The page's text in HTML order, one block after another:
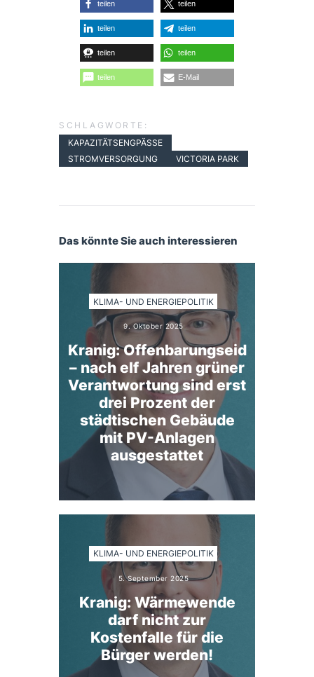
teilen teilen
teilen teilen
teilen teilen
teilen E-Mail
SCHLAGWORTE:
KAPAZITÄTSENGPÄSSE
STROMVERSORGUNG
VICTORIA PARK
Das könnte Sie auch interessieren
KLIMA- UND ENERGIEPOLITIK
9. Oktober 2025
Kranig: Offenbarungseid
– nach elf Jahren grüner
Verantwortung sind erst
drei Prozent der
städtischen Gebäude
mit PV-Anlagen
ausgestattet
KLIMA- UND ENERGIEPOLITIK
5. September 2025
Kranig: Wärmewende
darf nicht zur
Kostenfalle für die
Bürger werden!